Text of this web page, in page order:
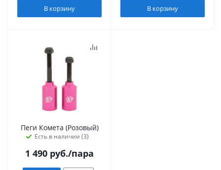
В корзину В корзину
Пеги Комета (Розовый)
Есть в наличии (3)
1 490 руб./пара